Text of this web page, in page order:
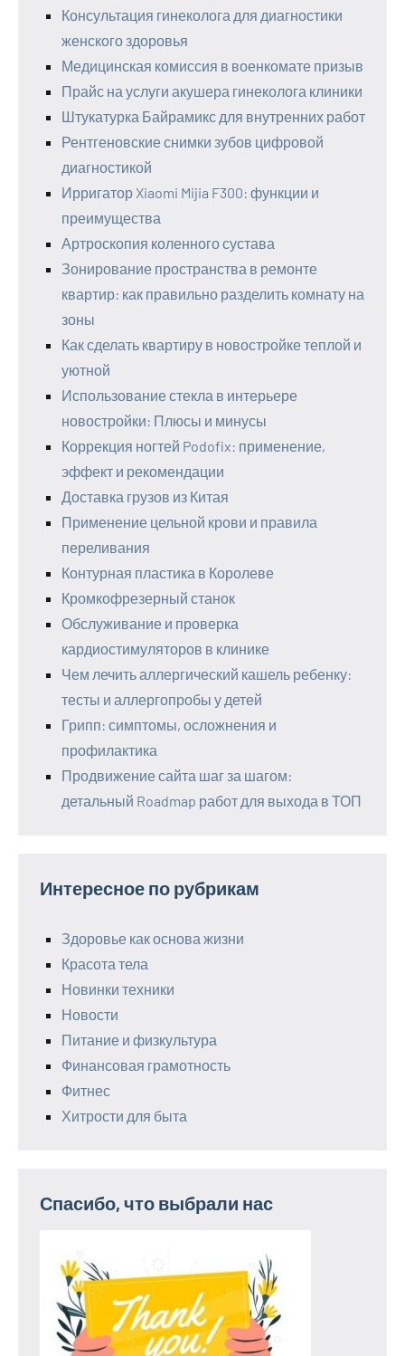
Консультация гинеколога для диагностики
женского здоровья
Медицинская комиссия в военкомате призыв
Прайс на услуги акушера гинеколога клиники
Штукатурка Байрамикс для внутренних работ
Рентгеновские снимки зубов цифровой
диагностикой
Ирригатор Xiaomi Mijia F300: функции и
преимущества
Артроскопия коленного сустава
Зонирование пространства в ремонте
квартир: как правильно разделить комнату на
зоны
Как сделать квартиру в новостройке теплой и
уютной
Использование стекла в интерьере
новостройки: Плюсы и минусы
Коррекция ногтей Podofix: применение,
эффект и рекомендации
Доставка грузов из Китая
Применение цельной крови и правила
переливания
Контурная пластика в Королеве
Кромкофрезерный станок
Обслуживание и проверка
кардиостимуляторов в клинике
Чем лечить аллергический кашель ребенку:
тесты и аллергопробы у детей
Грипп: симптомы, осложнения и
профилактика
Продвижение сайта шаг за шагом:
детальный Roadmap работ для выхода в ТОП
Интересное по рубрикам
Здоровье как основа жизни
Красота тела
Новинки техники
Новости
Питание и физкультура
Финансовая грамотность
Фитнес
Хитрости для быта
Спасибо, что выбрали нас